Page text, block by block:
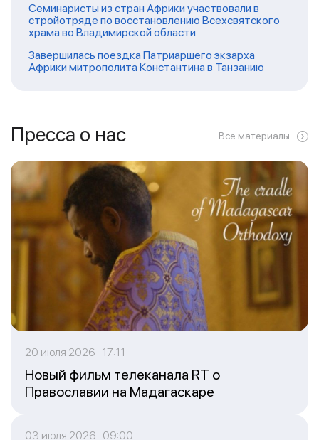
Семинаристы из стран Африки участвовали в
стройотряде по восстановлению Всехсвятского
храма во Владимирской области
Завершилась поездка Патриаршего экзарха
Африки митрополита Константина в Танзанию
Пресса о нас Все материалы
20 июля 2026 17:11
Новый фильм телеканала RT о
Православии на Мадагаскаре
03 июля 2026 09:00